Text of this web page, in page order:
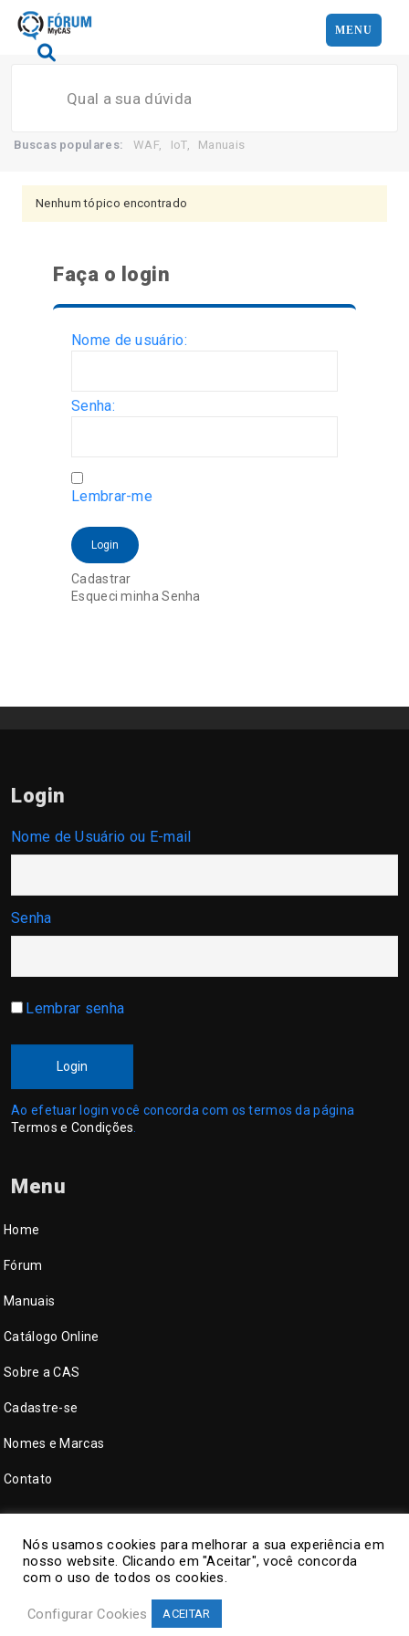
MENU
Buscas populares: WAF, IoT, Manuais
Nenhum tópico encontrado
Faça o login
Nome de usuário:
Senha:
Lembrar-me
Login
Cadastrar
Esqueci minha Senha
Login
Nome de Usuário ou E-mail
Senha
Lembrar senha
Login
Ao efetuar login você concorda com os termos da página
Termos e Condições
Menu
Home
Fórum
Manuais
Catálogo Online
Sobre a CAS
Cadastre-se
Nomes e Marcas
Contato
CAS Tecnologia. Todos direitos reservados.
Nós usamos cookies para melhorar a sua experiência em
nosso website. Clicando em "Aceitar", você concorda
com o uso de todos os cookies.
Configurar Cookies ACEITAR